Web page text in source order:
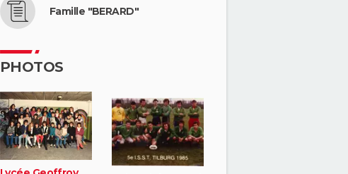
Famille "BERARD"
PHOTOS